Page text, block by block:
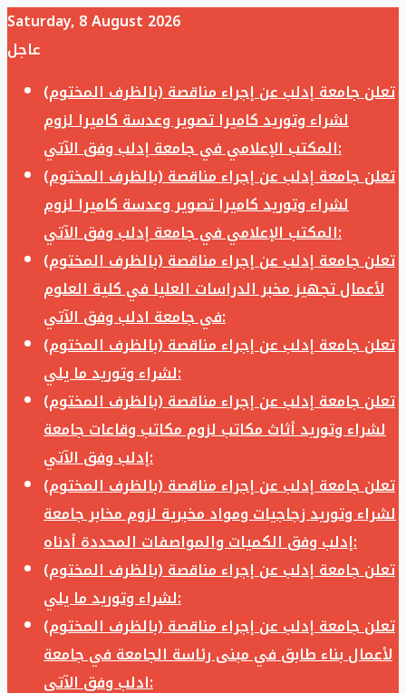
Saturday, 8 August 2026
عاجل
تعلن جامعة إدلب عن إجراء مناقصة (بالظرف المختوم)
لشراء وتوريد كاميرا تصوير وعدسة كاميرا لزوم
المكتب الإعلامي في جامعة إدلب وفق الآتي:
تعلن جامعة إدلب عن إجراء مناقصة (بالظرف المختوم)
لشراء وتوريد كاميرا تصوير وعدسة كاميرا لزوم
المكتب الإعلامي في جامعة إدلب وفق الآتي:
تعلن جامعة إدلب عن إجراء مناقصة (بالظرف المختوم)
لأعمال تجهيز مخبر الدراسات العليا في كلية العلوم
في جامعة ادلب وفق الآتي:
تعلن جامعة إدلب عن إجراء مناقصة (بالظرف المختوم)
لشراء وتوريد ما يلي:
تعلن جامعة إدلب عن إجراء مناقصة (بالظرف المختوم)
لشراء وتوريد أثاث مكاتب لزوم مكاتب وقاعات جامعة
إدلب وفق الآتي:
تعلن جامعة إدلب عن إجراء مناقصة (بالظرف المختوم)
لشراء وتوريد زجاجيات ومواد مخبرية لزوم مخابر جامعة
إدلب وفق الكميات والمواصفات المحددة أدناه:
تعلن جامعة إدلب عن إجراء مناقصة (بالظرف المختوم)
لشراء وتوريد ما يلي:
تعلن جامعة إدلب عن إجراء مناقصة (بالظرف المختوم)
لأعمال بناء طابق في مبنى رئاسة الجامعة في جامعة
ادلب وفق الآتي: